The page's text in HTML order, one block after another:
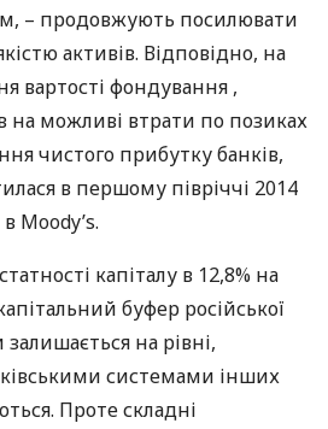
– продовжують посилювати
активів. Відповідно, на
вартості фондування ,
на можливі втрати по позиках
чистого прибутку банків,
в першому півріччі 2014
Moody’s.
капіталу в 12,8% на
буфер російської
на рівні,
системами інших
Проте складні